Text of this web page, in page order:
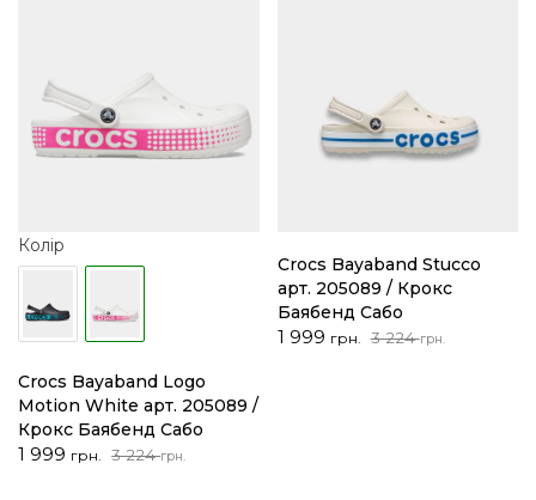
Колір
Crocs Bayaband Logo
Motion White арт. 205089 /
Крокс Баябенд Сабо
3 224грн.
Оригінальна
1 999 грн.
Поточна
Crocs Bayaband Stucco
арт. 205089 / Крокс
Баябенд Сабо
3 224грн.
Оригінальна
1 999 грн.
Поточна